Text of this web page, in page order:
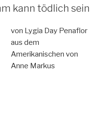
kann tödlich sein
von Lygia Day Penaflor
aus dem
Amerikanischen von
Anne Markus